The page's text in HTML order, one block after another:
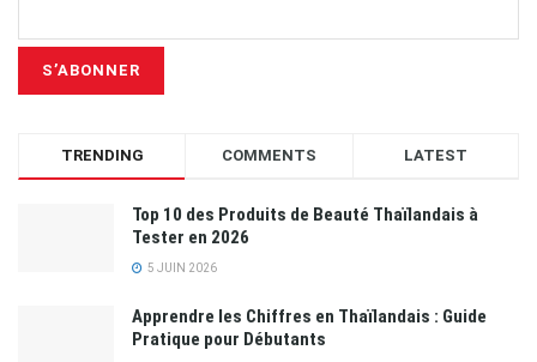
TRENDING COMMENTS LATEST
Top 10 des Produits de Beauté Thaïlandais à
Tester en 2026
5 JUIN 2026
Apprendre les Chiffres en Thaïlandais : Guide
Pratique pour Débutants